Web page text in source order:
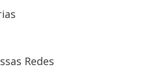
Redes